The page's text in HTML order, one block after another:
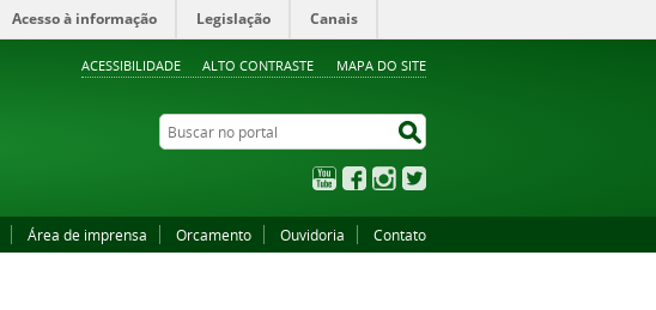
ACESSIBILIDADE ALTO CONTRASTE MAPA DO SITE
Acesso à informação Legislação Canais
Buscar no portal
YouTubeFacebookInstagram
Área de imprensa Orcamento Ouvidoria Contato